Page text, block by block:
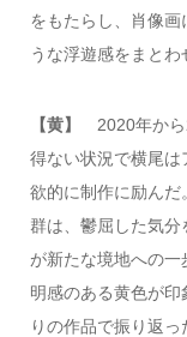
をもたらし、肖像
うな浮遊感をまとわ
【黄】
2020年から
得ない状況で横尾
欲的に制作に励ん
群は、鬱屈した気分
が新たな境地への
明感のある黄色が
りの作品で振り返